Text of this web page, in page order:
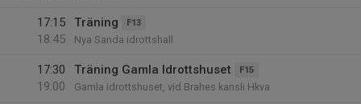
17:15
18:45
Träning F13
Nya Sanda idrottshall
17:30
19:00
Träning Gamla Idrottshuset F15
Gamla idrottshuset, vid Brahes kansli Hkva